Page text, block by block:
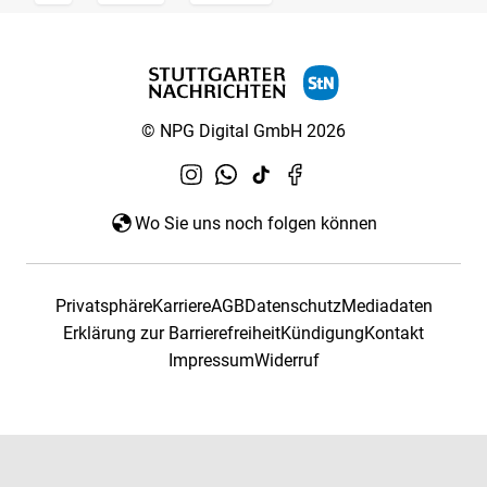
© NPG Digital GmbH 2026
Wo Sie uns noch folgen können
PrivatsphäreKarriereAGBDatenschutzMediadaten
Erklärung zur BarrierefreiheitKündigungKontakt
ImpressumWiderruf